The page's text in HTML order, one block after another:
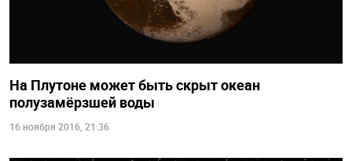
На Плутоне может быть скрыт океан
полузамёрзшей воды
16 ноября 2016, 21:36